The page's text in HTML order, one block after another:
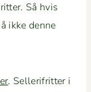
Så hvis
ikke denne
. Sel­l­er­ifrit­ter i